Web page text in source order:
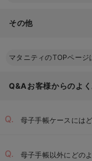
その他
マタニティのTOPページ
Q&Aお客様からのよ
母子手帳ケースには
母子手帳以外にどの